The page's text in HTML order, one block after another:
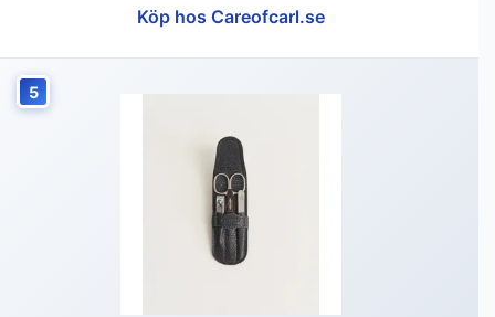
Köp hos Careofcarl.se
5